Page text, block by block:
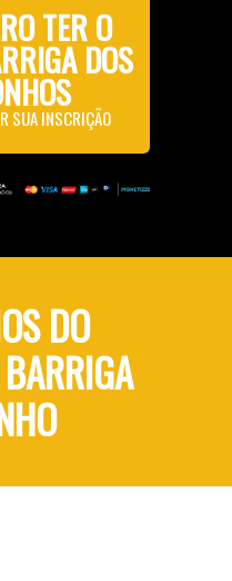
TER O
DOS
SUA INSCRIÇÃO
DO